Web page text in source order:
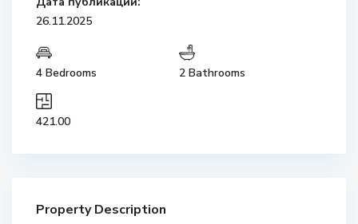
26.11.2025
4 Bedrooms 2 Bathrooms
421.00
Property Description